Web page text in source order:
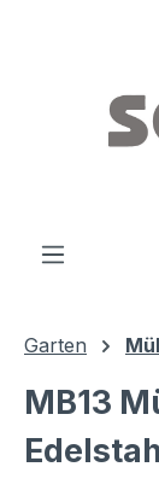
Garten
MB13